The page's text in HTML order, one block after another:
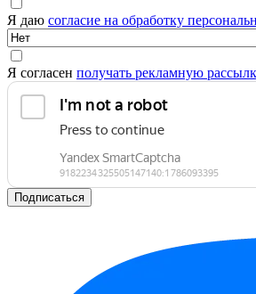
Я даю согласие на обработку
Я согласен получать рекламную